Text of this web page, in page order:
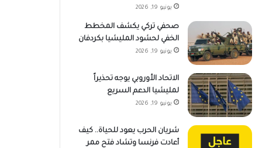
يونيو 19, 2026
صحفي تركي يكشف المخطط
الخفي لحشود المليشيا بكردفان
يونيو 19, 2026
الاتحاد الأوروبي يوجه تحذيراً
لمليشيا الدعم السريع
يونيو 19, 2026
شريان الحرب يعود للحياة.. كيف
أعادت فرنسا وتشاد فتح ممر